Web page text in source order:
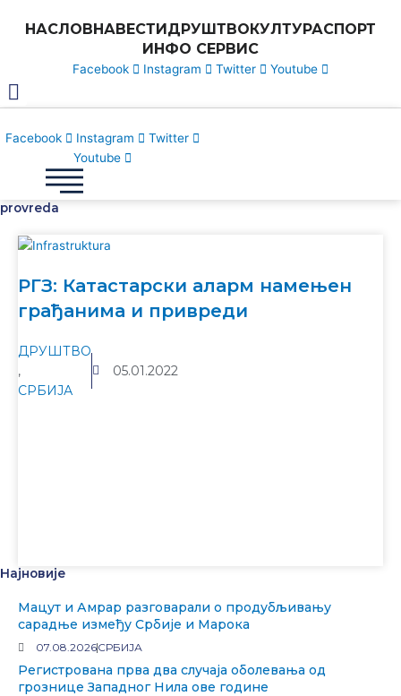
НАСЛОВНАВЕСТИДРУШТВОКУЛТУРАСПОРТ
ИНФО СЕРВИС
Facebook Instagram Twitter Youtube
Facebook Instagram
Twitter
Youtube
provreda
РГЗ: Катастарски аларм намењен
грађанима и привреди
ДРУШТВО
,
СРБИЈА
05.01.2022
Најновије
Мацут и Амрар разговарали о продубљивању
сарадње између Србије и Марока
07.08.2026СРБИЈА
Регистрована прва два случаја оболевања од
грознице Западног Нила ове године